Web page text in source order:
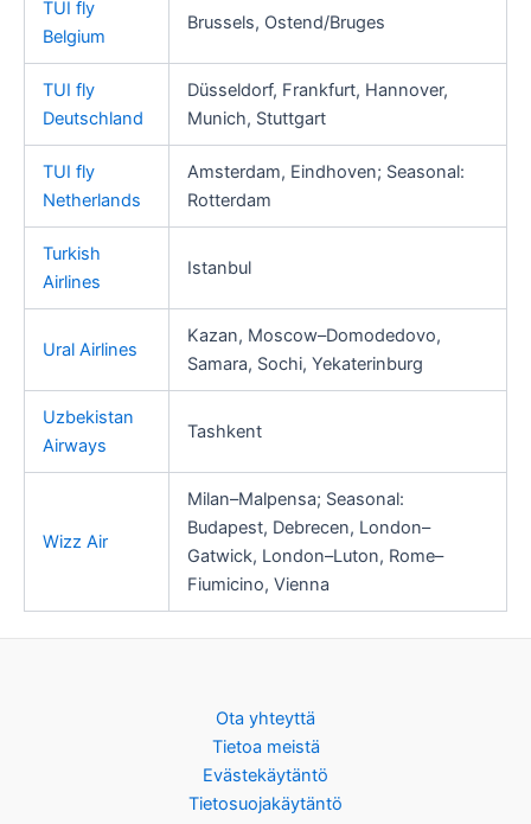
TUI fly
Belgium
Brussels, Ostend/Bruges
TUI fly
Deutschland
Düsseldorf, Frankfurt, Hannover,
Munich, Stuttgart
TUI fly
Netherlands
Amsterdam, Eindhoven; Seasonal:
Rotterdam
Turkish
Airlines
Istanbul
Ural Airlines
Kazan, Moscow–Domodedovo,
Samara, Sochi, Yekaterinburg
Uzbekistan
Airways
Tashkent
Wizz Air
Milan–Malpensa; Seasonal:
Budapest, Debrecen, London–
Gatwick, London–Luton, Rome–
Fiumicino, Vienna
Ota yhteyttä
Tietoa meistä
Evästekäytäntö
Tietosuojakäytäntö